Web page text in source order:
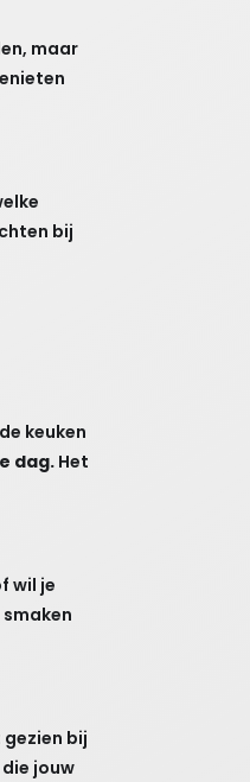
maar
bij
keuken
dag. Het
wil je
bij
jouw